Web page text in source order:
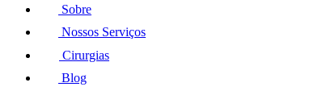
Sobre
Nossos Serviços
Cirurgias
Blog